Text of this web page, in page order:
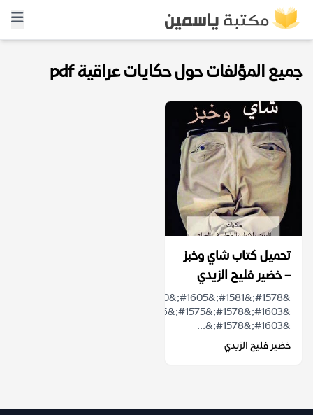
جميع المؤلفات حول حكايات عراقية pdf
تحميل كتاب شاي وخبز
– خضير فليح الزيدي
&#1603;&#1578;&...
خضير فليح الزيدي